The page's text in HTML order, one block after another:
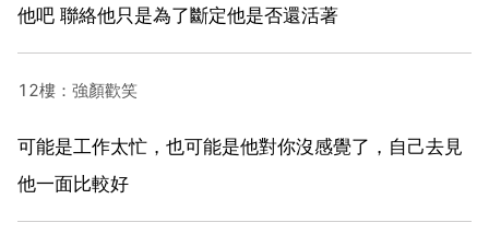
他吧 聯絡他只是為了斷定他是否還活著
12樓：強顏歡笑
可能是工作太忙，也可能是他對你沒感覺了，自己去見
他一面比較好